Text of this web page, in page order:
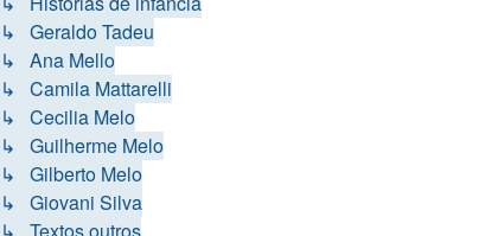
↳ Geraldo Tadeu
↳ Ana Mello
↳ Camila Mattarelli
↳ Cecilia Melo
↳ Guilherme Melo
↳ Gilberto Melo
↳ Giovani Silva